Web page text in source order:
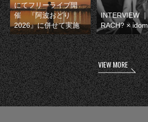
にてフリーライブ開
催 『阿波おどり
2026』に併せて実施
INTERVIEW ｜
RACH? × idom
VIEW MORE